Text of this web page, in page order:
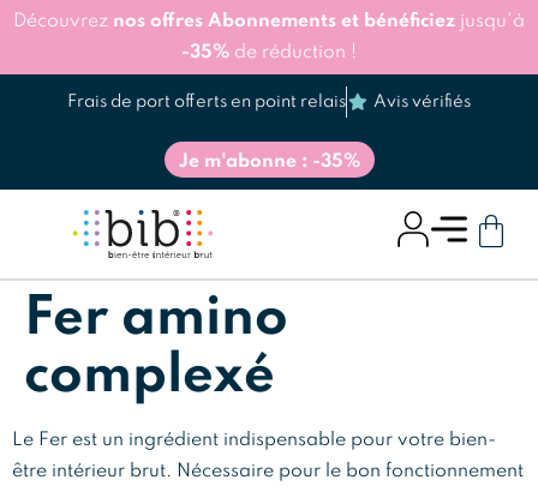
Découvrez nos offres Abonnements et bénéficiez jusqu'à
-35% de réduction !
Frais de port offerts en point relais Avis vérifiés
Je m'abonne : -35%
Fer amino
complexé
Le Fer est un ingrédient indispensable pour votre bien-
être intérieur brut. Nécessaire pour le bon fonctionnement